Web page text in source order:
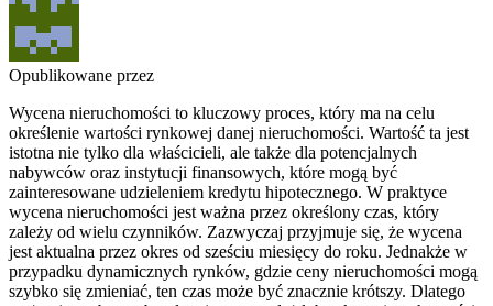
Opublikowane przez
Wycena nieruchomości to kluczowy proces, który ma na celu
określenie wartości rynkowej danej nieruchomości. Wartość ta jest
istotna nie tylko dla właścicieli, ale także dla potencjalnych
nabywców oraz instytucji finansowych, które mogą być
zainteresowane udzieleniem kredytu hipotecznego. W praktyce
wycena nieruchomości jest ważna przez określony czas, który
zależy od wielu czynników. Zazwyczaj przyjmuje się, że wycena
jest aktualna przez okres od sześciu miesięcy do roku. Jednakże w
przypadku dynamicznych rynków, gdzie ceny nieruchomości mogą
szybko się zmieniać, ten czas może być znacznie krótszy. Dlatego